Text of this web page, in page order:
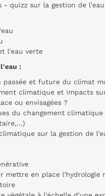
quizz sur la gestion de l'eau
l'eau verte
:
passée et future du climat
climatique et impacts
ou envisagées ?
du changement
sur la gestion de
mettre en place